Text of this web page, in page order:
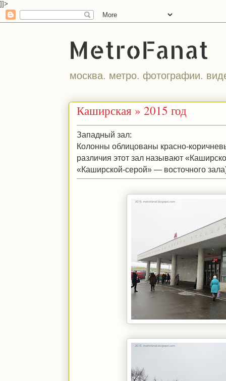
]]>
MetroFanat
москва. метро. фотографии.
Каширская » 2015 год
Западный зал:
Колонны облицованы красно-
различия этот зал называют
«Каширской-серой» — восточного